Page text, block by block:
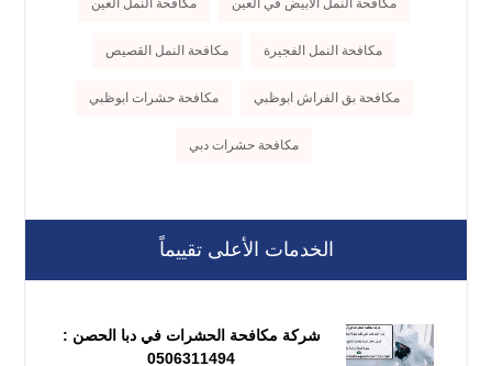
مكافحة النمل الأبيض في العين مكافحة النمل العين
مكافحة النمل الفجيرة مكافحة النمل القصيص
مكافحة بق الفراش ابوظبي مكافحة حشرات ابوظبي
مكافحة حشرات دبي
الخدمات الأعلى تقييماً
شركة مكافحة الحشرات في دبا الحصن :
0506311494